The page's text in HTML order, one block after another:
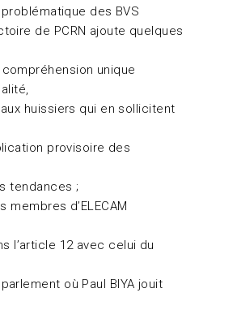
des BVS
de PCRN ajoute quelques
unique
huissiers qui en sollicitent
provisoire des
tendances ;
d’ELECAM
l’article 12 avec celui du
où Paul BIYA jouit